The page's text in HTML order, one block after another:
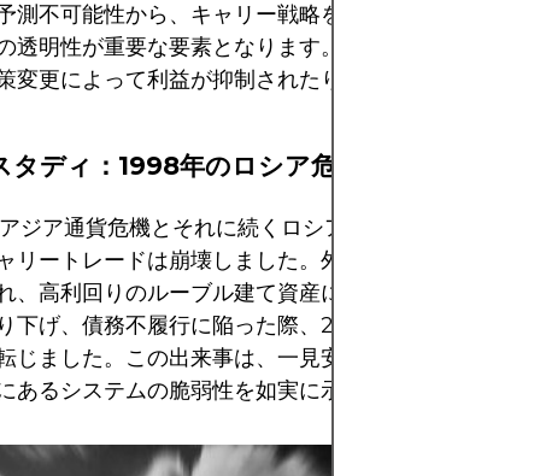
測不可能性から、キャリー戦略を評価する際には、
透明性が重要な要素となります。高度に管理された
変更によって利益が抑制されたり、逆転したりする
タディ：1998年のロシア危機
ジア通貨危機とそれに続くロシアの債務不履行の間
リートレードは崩壊しました。外国人投資家はドル
、高利回りのルーブル建て資産に投資していました
下げ、債務不履行に陥った際、2桁のリターンはたち
じました。この出来事は、一見安定しているように
あるシステムの脆弱性を如実に示しています。